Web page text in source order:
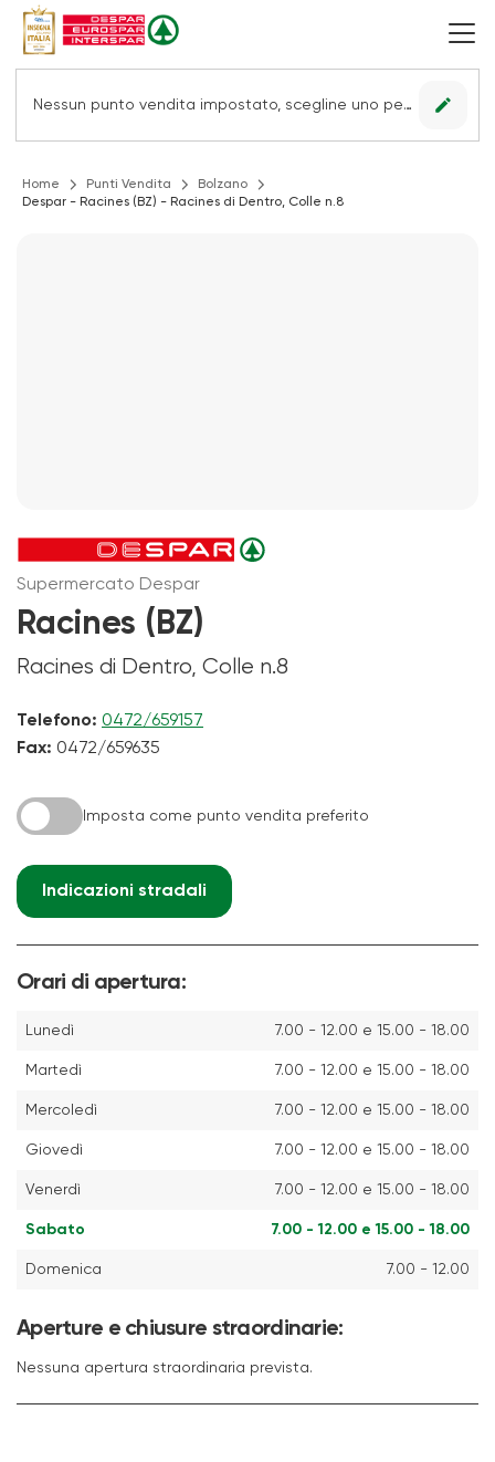
Nessun punto vendita impostato, scegline uno per vedere le offerte. edit
Home Punti Vendita
Bolzano
Despar - Racines (BZ) - Racines di Dentro, Colle n.8
Supermercato Despar
Racines (BZ)
Racines di Dentro, Colle n.8
Telefono: 0472/659157
Fax: 0472/659635
Imposta come punto vendita preferito
Indicazioni stradali
Orari di apertura:
Lunedì 7.00 - 12.00 e 15.00 - 18.00
Martedì 7.00 - 12.00 e 15.00 - 18.00
Mercoledì 7.00 - 12.00 e 15.00 - 18.00
Giovedì 7.00 - 12.00 e 15.00 - 18.00
Venerdì 7.00 - 12.00 e 15.00 - 18.00
Sabato 7.00 - 12.00 e 15.00 - 18.00
Domenica 7.00 - 12.00
Aperture e chiusure straordinarie:
Nessuna apertura straordinaria prevista.